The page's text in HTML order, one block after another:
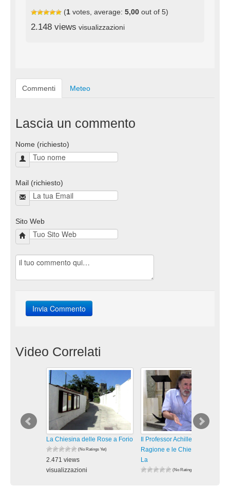
(1 votes, average: 5,00 out of 5)
2.148 views visualizzazioni
Commenti Meteo
Lascia un commento
Nome (richiesto)
Mail (richiesto)
Sito Web
Video Correlati
La Chiesina delle Rose a Forio
(No Ratings Yet)
2.471 views
visualizzazioni
Il Professor Achille Della
Ragione e le Chiese di Forio:
La
(No Ratings Yet)